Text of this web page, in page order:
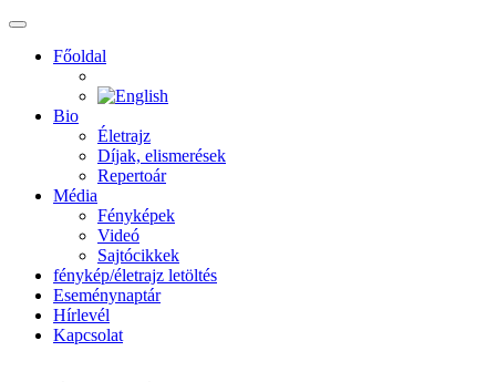
Főoldal
Bio
Életrajz
Díjak, elismerések
Repertoár
Média
Fényképek
Videó
Sajtócikkek
fénykép/életrajz letöltés
Eseménynaptár
Hírlevél
Kapcsolat